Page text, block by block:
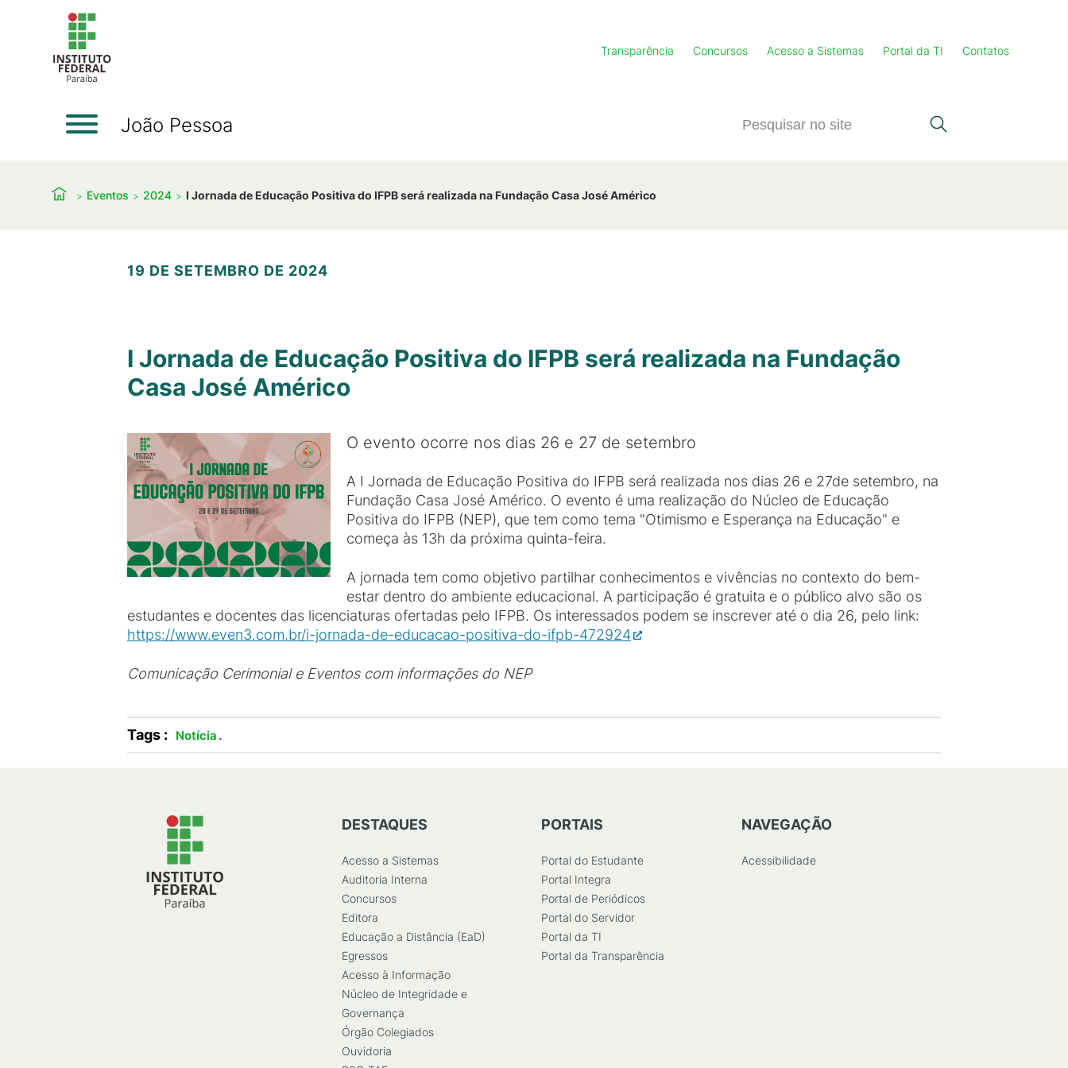
Transparência Concursos Acesso a Sistemas Portal da TI Contatos
João Pessoa
Eventos 2024 I Jornada de Educação Positiva do IFPB será realizada na Fundação Casa José Américo
19 DE SETEMBRO DE 2024
I Jornada de Educação Positiva do IFPB será realizada na Fundação
Casa José Américo
O evento ocorre nos dias 26 e 27 de setembro
A I Jornada de Educação Positiva do IFPB será realizada nos dias 26 e 27de setembro, na
Fundação Casa José Américo. O evento é uma realização do Núcleo de Educação
Positiva do IFPB (NEP), que tem como tema "Otimismo e Esperança na Educação" e
começa às 13h da próxima quinta-feira.
A jornada tem como objetivo partilhar conhecimentos e vivências no contexto do bem-
estar dentro do ambiente educacional. A participação é gratuita e o público alvo são os
estudantes e docentes das licenciaturas ofertadas pelo IFPB. Os interessados podem se inscrever até o dia 26, pelo link:
https://www.even3.com.br/i-jornada-de-educacao-positiva-do-ifpb-472924
Comunicação Cerimonial e Eventos com informações do NEP
Tags : Notícia .
DESTAQUES
Acesso a Sistemas
Auditoria Interna
Concursos
Editora
Educação a Distância (EaD)
Egressos
Acesso à Informação
Núcleo de Integridade e
Governança
Órgão Colegiados
Ouvidoria
PORTAIS
Portal do Estudante
Portal Integra
Portal de Periódicos
Portal do Servidor
Portal da TI
Portal da Transparência
NAVEGAÇÃO
Acessibilidade